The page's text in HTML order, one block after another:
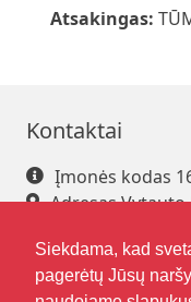
Atsakingas:
Kontaktai
Įmonės kodas
Adresas Vytauto
El. paštas
Siekdama, kad
pagerėtų Jūsų